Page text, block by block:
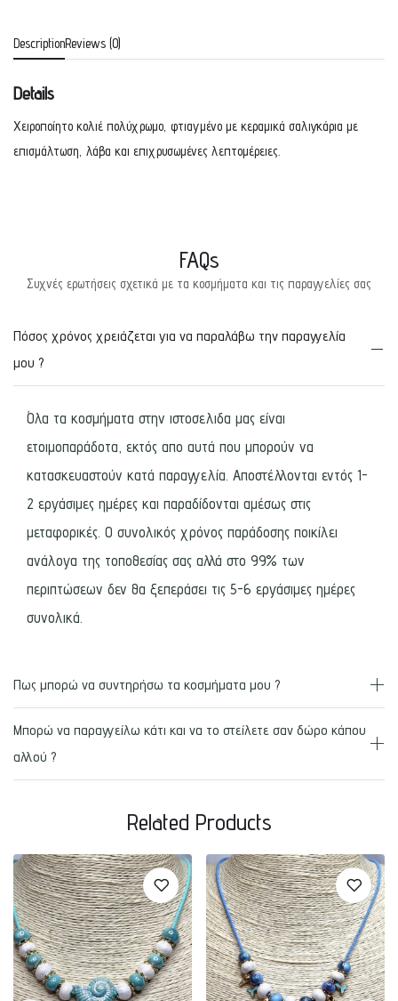
DescriptionReviews (0)
Details
Χειροποίητο κολιέ πολύχρωμο, φτιαγμένο με κεραμικά σαλιγκάρια με
επισμάλτωση, λάβα και επιχρυσωμένες λεπτομέρειες.
FAQs
Συχνές ερωτήσεις σχετικά με τα κοσμήματα και τις παραγγελίες σας
Πόσος χρόνος χρειάζεται για να παραλάβω την παραγγελία
μου ?
Όλα τα κοσμήματα στην ιστοσελιδα μας είναι
ετοιμοπαράδοτα, εκτός απο αυτά που μπορούν να
κατασκευαστούν κατά παραγγελία. Αποστέλλονται εντός 1-
2 εργάσιμες ημέρες και παραδίδονται αμέσως στις
μεταφορικές. Ο συνολικός χρόνος παράδοσης ποικίλει
ανάλογα της τοποθεσίας σας αλλά στο 99% των
περιπτώσεων δεν θα ξεπεράσει τις 5-6 εργάσιμες ημέρες
συνολικά.
Πως μπορώ να συντηρήσω τα κοσμήματα μου ?
Μπορώ να παραγγείλω κάτι και να το στείλετε σαν δώρο κάπου
αλλού ?
Related Products